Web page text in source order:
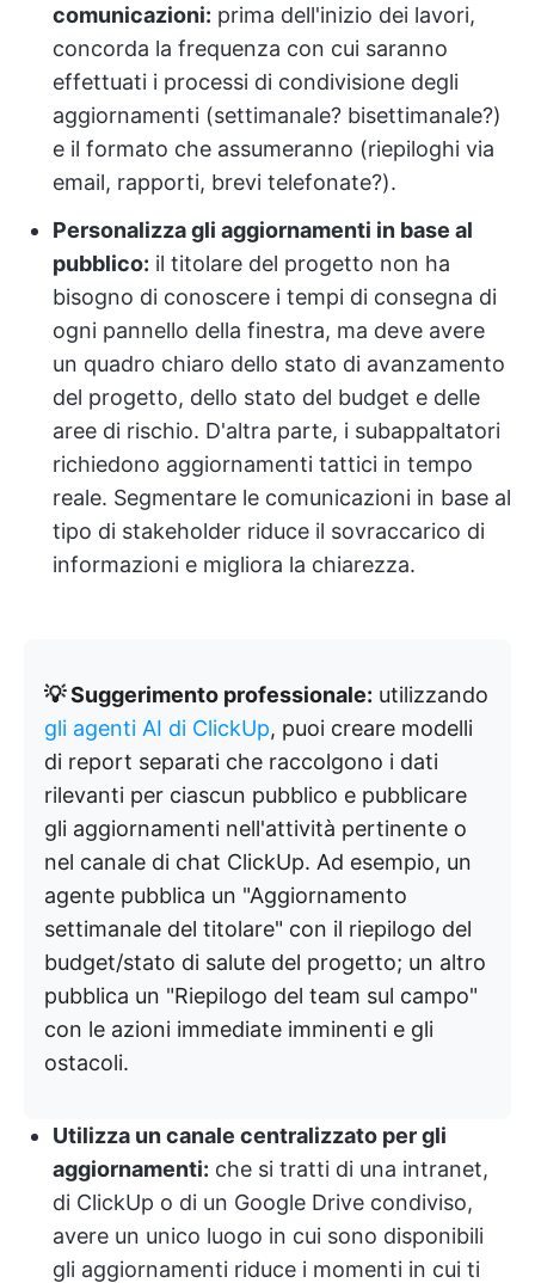
comunicazioni: prima dell'inizio dei lavori,
concorda la frequenza con cui saranno
effettuati i processi di condivisione degli
aggiornamenti (settimanale? bisettimanale?)
e il formato che assumeranno (riepiloghi via
email, rapporti, brevi telefonate?).
Personalizza gli aggiornamenti in base al
pubblico: il titolare del progetto non ha
bisogno di conoscere i tempi di consegna di
ogni pannello della finestra, ma deve avere
un quadro chiaro dello stato di avanzamento
del progetto, dello stato del budget e delle
aree di rischio. D'altra parte, i subappaltatori
richiedono aggiornamenti tattici in tempo
reale. Segmentare le comunicazioni in base al
tipo di stakeholder riduce il sovraccarico di
informazioni e migliora la chiarezza.
💡 Suggerimento professionale: utilizzando
gli agenti AI di ClickUp, puoi creare modelli
di report separati che raccolgono i dati
rilevanti per ciascun pubblico e pubblicare
gli aggiornamenti nell'attività pertinente o
nel canale di chat ClickUp. Ad esempio, un
agente pubblica un "Aggiornamento
settimanale del titolare" con il riepilogo del
budget/stato di salute del progetto; un altro
pubblica un "Riepilogo del team sul campo"
con le azioni immediate imminenti e gli
ostacoli.
Utilizza un canale centralizzato per gli
aggiornamenti: che si tratti di una intranet,
di ClickUp o di un Google Drive condiviso,
avere un unico luogo in cui sono disponibili
gli aggiornamenti riduce i momenti in cui ti